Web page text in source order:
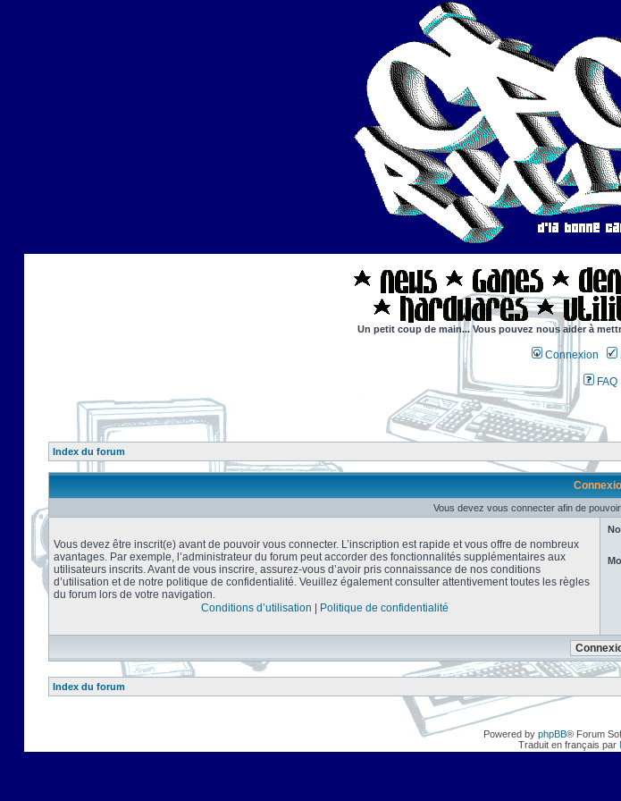
Un petit coup de main... Vous pouvez nous aider à
Connexion
FAQ
Index du forum
Vous devez vous connecter afin de
Vous devez être inscrit(e) avant de pouvoir vous connecter. L’inscription est rapide et vous offre de nombreux
avantages. Par exemple, l’administrateur du forum peut accorder des fonctionnalités supplémentaires aux
utilisateurs inscrits. Avant de vous inscrire, assurez-vous d’avoir pris connaissance de nos conditions
d’utilisation et de notre politique de confidentialité. Veuillez également consulter attentivement toutes les règles
du forum lors de votre navigation.
Conditions d’utilisation
Politique de confidentialité
Index du forum
Powered by phpBB® Forum
Traduit en français par